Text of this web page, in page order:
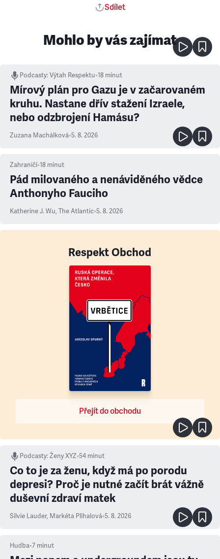
Sdílet
Mohlo by vás zajímat
Podcasty:Výtah Respektu•18 minut
Mírový plán pro Gazu je v začarovaném
kruhu. Nastane dřív stažení Izraele,
nebo odzbrojení Hamásu?
Zuzana Machálková•5. 8. 2026
Zahraničí•18 minut
Pád milovaného a nenáviděného vědce
Anthonyho Fauciho
Katherine J. Wu, The Atlantic•5. 8. 2026
Respekt Obchod
Přejít do obchodu
Podcasty:Ženy XYZ•54 minut
Co to je za ženu, když má po porodu
depresi? Proč je nutné začít brát vážně
duševní zdraví matek
Silvie Lauder, Markéta Plíhalová•5. 8. 2026
Hudba•7 minut